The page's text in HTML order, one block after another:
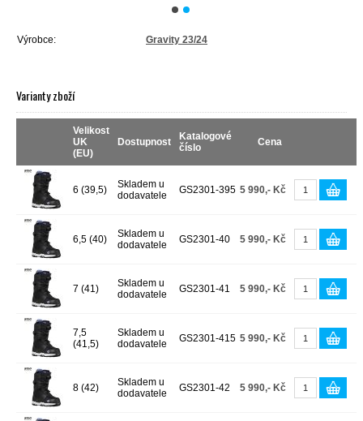
Výrobce: Gravity 23/24
Varianty zboží
Velikost
UK
(EU)
Dostupnost
Katalogové
číslo
Cena
6 (39,5)
Skladem u
dodavatele
GS2301-395 5 990,- Kč
6,5 (40)
Skladem u
dodavatele
GS2301-40 5 990,- Kč
7 (41)
Skladem u
dodavatele
GS2301-41 5 990,- Kč
7,5
(41,5)
Skladem u
dodavatele
GS2301-415 5 990,- Kč
8 (42)
Skladem u
dodavatele
GS2301-42 5 990,- Kč